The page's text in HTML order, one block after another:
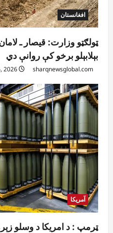
افغانستان
ټولګټو وزارت: قیصار ـ
بېلابېلو برخو کې روانې دي
sharqnewsglobal.com
آمریکا
ټرمپ : د امریکا د وسلو